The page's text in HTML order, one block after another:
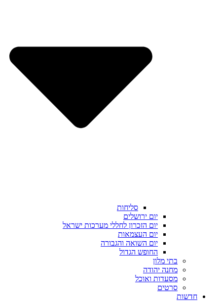
סליחות
יום ירושלים
יום הזכרון לחללי מערכות ישראל
יום העצמאות
יום השואה והגבורה
החופש הגדול
בתי מלון
מחנה יהודה
מסעדות ואוכל
סרטים
חדשות